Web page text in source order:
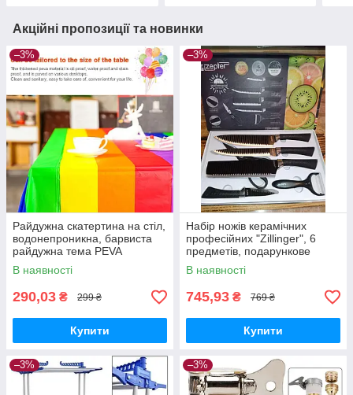
Акційні пропозиції та новинки
–3%
Райдужна скатертина на стіл,
водонепроникна, барвиста
райдужна тема PEVA
137х274 "Reinbow"
В наявності
290,03 ₴ 299 ₴
Купити
–3%
Набір ножів керамічних
професійних "Zillinger", 6
предметів, подарункове
паковання. Оригінадів
В наявності
745,93 ₴ 769 ₴
Купити
–3% –3%